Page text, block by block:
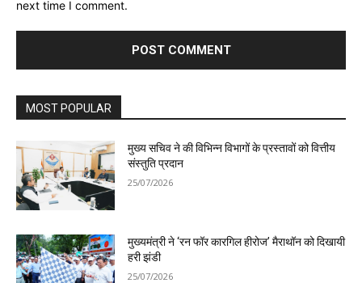
next time I comment.
MOST POPULAR
मुख्य सचिव ने की विभिन्न विभागों के प्रस्तावों को वित्तीय
संस्तुति प्रदान
25/07/2026
मुख्यमंत्री ने ‘रन फॉर कारगिल हीरोज’ मैराथॉन को दिखायी
हरी झंडी
25/07/2026